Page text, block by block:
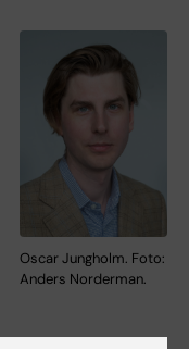
Oscar Jungholm. Foto:
Anders Norderman.